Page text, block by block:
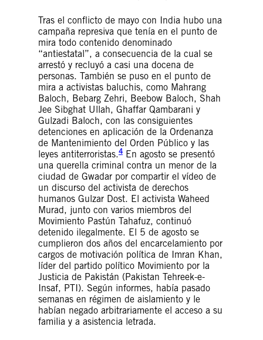
Tras el conflicto de mayo con India hubo una
campaña represiva que tenía en el punto de
mira todo contenido denominado
“antiestatal”, a consecuencia de la cual se
arrestó y recluyó a casi una docena de
personas. También se puso en el punto de
mira a activistas baluchis, como Mahrang
Baloch, Bebarg Zehri, Beebow Baloch, Shah
Jee Sibghat Ullah, Ghaffar Qambarani y
Gulzadi Baloch, con las consiguientes
detenciones en aplicación de la Ordenanza
de Mantenimiento del Orden Público y las
leyes antiterroristas.4En agosto se presentó
una querella criminal contra un menor de la
ciudad de Gwadar por compartir el vídeo de
un discurso del activista de derechos
humanos Gulzar Dost. El activista Waheed
Murad, junto con varios miembros del
Movimiento Pastún Tahafuz, continuó
detenido ilegalmente. El 5 de agosto se
cumplieron dos años del encarcelamiento por
cargos de motivación política de Imran Khan,
líder del partido político Movimiento por la
Justicia de Pakistán (Pakistan Tehreek-e-
Insaf, PTI). Según informes, había pasado
semanas en régimen de aislamiento y le
habían negado arbitrariamente el acceso a su
familia y a asistencia letrada.